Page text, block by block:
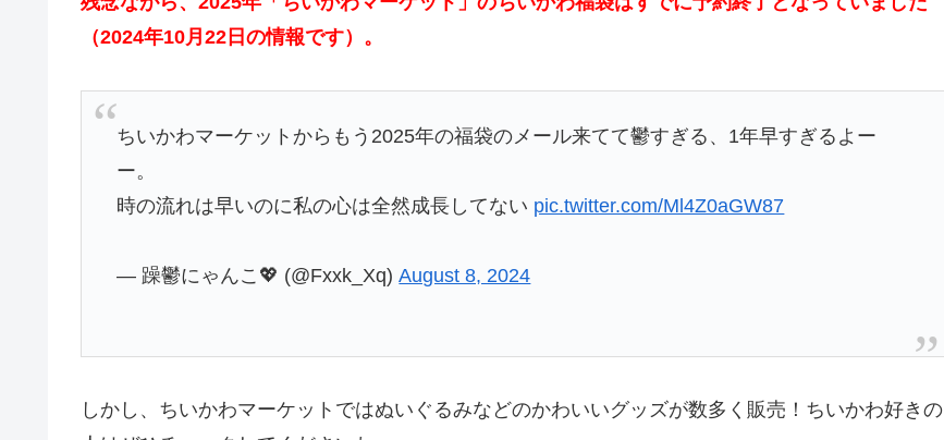
（2024年10月22日の情報です）。
ちいかわマーケットからもう2025年の福袋のメール来てて鬱すぎる、1年早すぎるよー
ー。
時の流れは早いのに私の心は全然成長してない pic.twitter.com/Ml4Z0aGW87
— 躁鬱にゃんこ💖 (@Fxxk_Xq)August 8, 2024
しかし、ちいかわマーケットではぬいぐるみなどのかわいいグッズが数多く販売！ちいかわ好きの